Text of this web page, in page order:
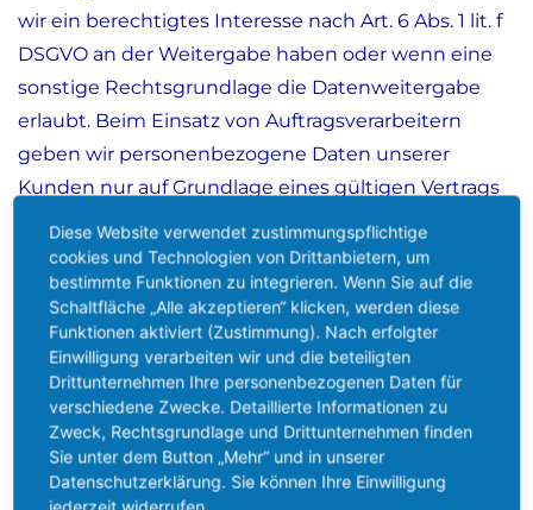
wir ein berechtigtes Interesse nach Art. 6 Abs. 1 lit. f
DSGVO an der Weitergabe haben oder wenn eine
sonstige Rechtsgrundlage die Datenweitergabe
erlaubt. Beim Einsatz von Auftragsverarbeitern
geben wir personenbezogene Daten unserer
Kunden nur auf Grundlage eines gültigen Vertrags
über Auftragsverarbeitung weiter. Im Falle einer
gemeinsamen Verarbeitung wird ein Vertrag über
gemeinsame Verarbeitung geschlossen.
Widerruf Ihrer Einwilligung zur Datenverarbeitung
Viele Datenverarbeitungsvorgänge sind nur mit
Ihrer ausdrücklichen Einwilligung möglich. Sie
können eine bereits erteilte Einwilligung jederzeit
Diese Website verwendet zustimmungspflichtige
cookies und Technologien von Drittanbietern, um
bestimmte Funktionen zu integrieren. Wenn Sie auf die
Schaltfläche „Alle akzeptieren“ klicken, werden diese
Funktionen aktiviert (Zustimmung). Nach erfolgter
Einwilligung verarbeiten wir und die beteiligten
Drittunternehmen Ihre personenbezogenen Daten für
verschiedene Zwecke. Detaillierte Informationen zu
Zweck, Rechtsgrundlage und Drittunternehmen finden
Sie unter dem Button „Mehr“ und in unserer
Datenschutzerklärung. Sie können Ihre Einwilligung